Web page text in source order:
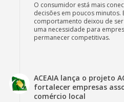
O consumidor está mais
decisões em poucos minutos.
comportamento deixou de
uma necessidade para
permanecer competitivas.
ACEAIA lança o projeto
fortalecer empresas
comércio local